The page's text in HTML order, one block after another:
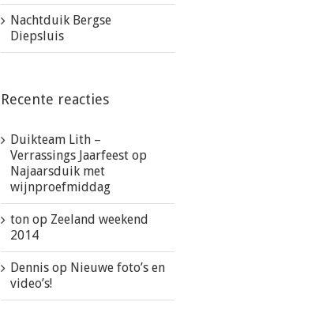
Nachtduik Bergse
Diepsluis
Recente reacties
Duikteam Lith –
Verrassings Jaarfeest op
Najaarsduik met
wijnproefmiddag
ton op Zeeland weekend
2014
Dennis op Nieuwe foto’s en
video’s!